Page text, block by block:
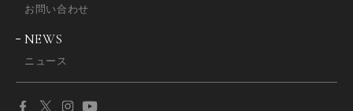
お問い合わせ
NEWS
ニュース